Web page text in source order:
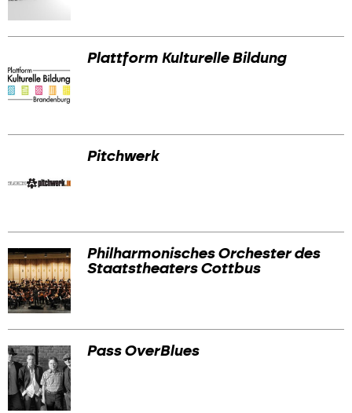
Plattform Kulturelle Bildung
Pitchwerk
Philharmonisches Orchester des
Staatstheaters Cottbus
Pass OverBlues